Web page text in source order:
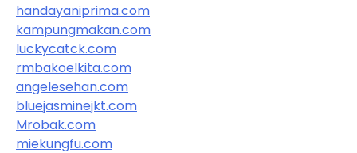
handayaniprima.com
kampungmakan.com
luckycatck.com
rmbakoelkita.com
angelesehan.com
bluejasminejkt.com
Mrobak.com
miekungfu.com